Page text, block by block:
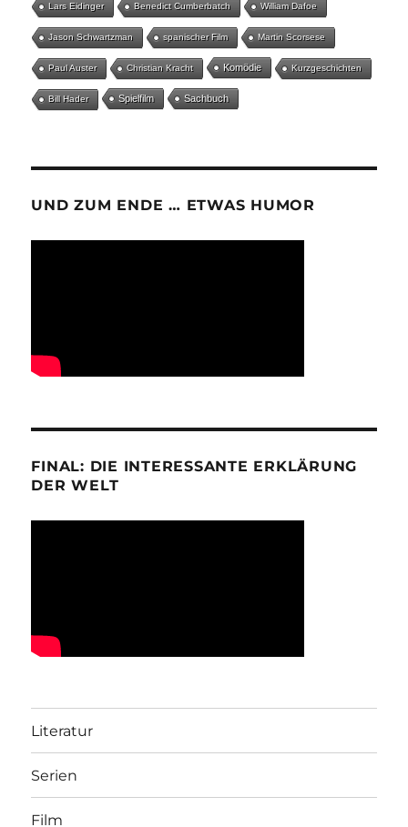
Lars Eidinger Benedict Cumberbatch William Dafoe
Jason Schwartzman spanischer Film Martin Scorsese
Paul Auster Christian Kracht Komödie Kurzgeschichten
Bill Hader Spielfilm Sachbuch
UND ZUM ENDE … ETWAS HUMOR
FINAL: DIE INTERESSANTE ERKLÄRUNG
DER WELT
Literatur
Serien
Film